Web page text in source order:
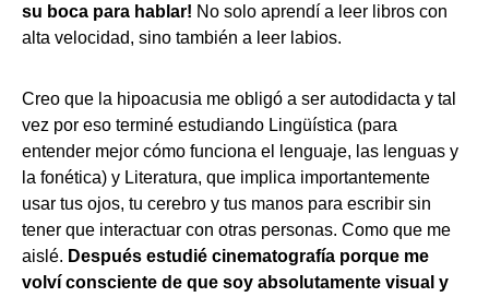
su boca para hablar! No solo aprendí a leer libros con
alta velocidad, sino también a leer labios.
Creo que la hipoacusia me obligó a ser autodidacta y tal
vez por eso terminé estudiando Lingüística (para
entender mejor cómo funciona el lenguaje, las lenguas y
la fonética) y Literatura, que implica importantemente
usar tus ojos, tu cerebro y tus manos para escribir sin
tener que interactuar con otras personas. Como que me
aislé. Después estudié cinematografía porque me
volví consciente de que soy absolutamente visual y